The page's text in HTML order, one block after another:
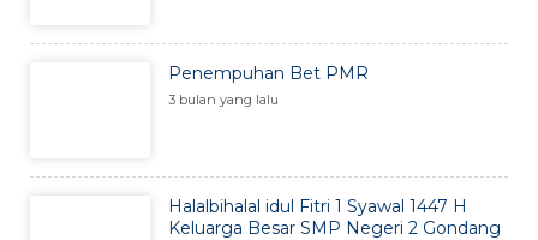
Penempuhan Bet PMR
3 bulan yang lalu
Halalbihalal idul Fitri 1 Syawal 1447 H
Keluarga Besar SMP Negeri 2 Gondang